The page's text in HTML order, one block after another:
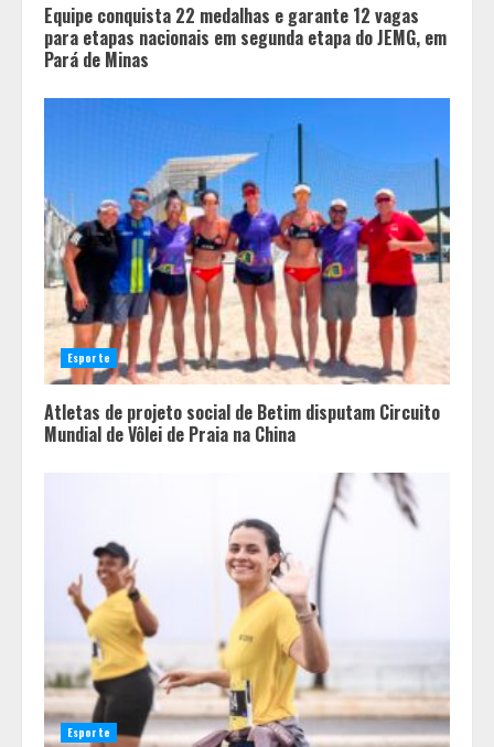
Equipe conquista 22 medalhas e garante 12 vagas
para etapas nacionais em segunda etapa do JEMG, em
Pará de Minas
Esporte
Atletas de projeto social de Betim disputam Circuito
Mundial de Vôlei de Praia na China
Esporte
2
China já é o presente e empresas
brasileiras que ignoram esse
movimento perdem competitividade